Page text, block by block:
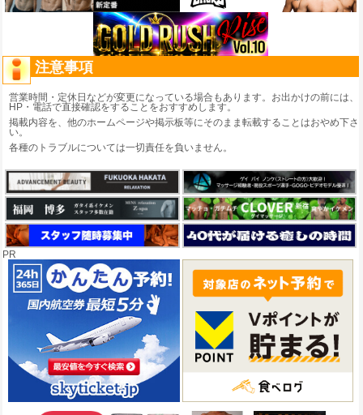
注意事項
営業時間・定休日などが変更になっている場合もあります。お出かけの前には、
HP・電話で直接確認をすることをおすすめします。
掲載内容を、他のホームページや掲示板等にそのまま転載することはおやめ下さ
い。
各種のトラブルについては一切責任を負いません。
PR